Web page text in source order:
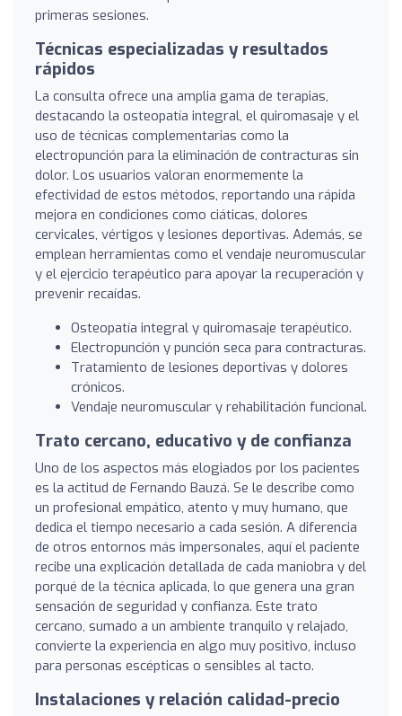
primeras sesiones.
Técnicas especializadas y resultados
rápidos
La consulta ofrece una amplia gama de terapias,
destacando la osteopatía integral, el quiromasaje y el
uso de técnicas complementarias como la
electropunción para la eliminación de contracturas sin
dolor. Los usuarios valoran enormemente la
efectividad de estos métodos, reportando una rápida
mejora en condiciones como ciáticas, dolores
cervicales, vértigos y lesiones deportivas. Además, se
emplean herramientas como el vendaje neuromuscular
y el ejercicio terapéutico para apoyar la recuperación y
prevenir recaídas.
Osteopatía integral y quiromasaje terapéutico.
Electropunción y punción seca para contracturas.
Tratamiento de lesiones deportivas y dolores
crónicos.
Vendaje neuromuscular y rehabilitación funcional.
Trato cercano, educativo y de confianza
Uno de los aspectos más elogiados por los pacientes
es la actitud de Fernando Bauzá. Se le describe como
un profesional empático, atento y muy humano, que
dedica el tiempo necesario a cada sesión. A diferencia
de otros entornos más impersonales, aquí el paciente
recibe una explicación detallada de cada maniobra y del
porqué de la técnica aplicada, lo que genera una gran
sensación de seguridad y confianza. Este trato
cercano, sumado a un ambiente tranquilo y relajado,
convierte la experiencia en algo muy positivo, incluso
para personas escépticas o sensibles al tacto.
Instalaciones y relación calidad-precio